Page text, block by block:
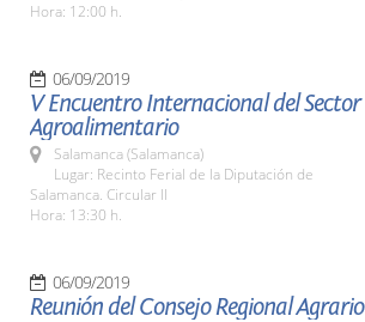
Hora: 12:00 h.
06/09/2019
V Encuentro Internacional del Sector
Agroalimentario
Salamanca (Salamanca)
Lugar: Recinto Ferial de la Diputación de
Salamanca. Circular II
Hora: 13:30 h.
06/09/2019
Reunión del Consejo Regional Agrario